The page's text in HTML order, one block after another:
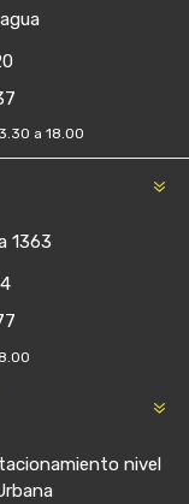
a 18.00
1363
nivel